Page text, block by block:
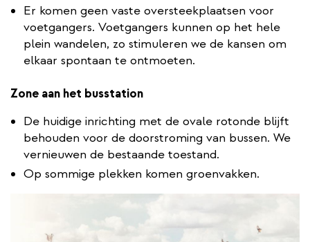
Er komen geen vaste oversteekplaatsen voor
voetgangers. Voetgangers kunnen op het hele
plein wandelen, zo stimuleren we de kansen om
elkaar spontaan te ontmoeten.
Zone aan het busstation
De huidige inrichting met de ovale rotonde blijft
behouden voor de doorstroming van bussen. We
vernieuwen de bestaande toestand.
Op sommige plekken komen groenvakken.